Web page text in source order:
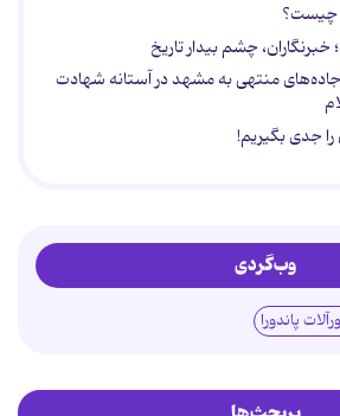
چیست؟
چشم بیدار تاریخ
منتهی به مشهد در آستانه شهادت
جدی بگیریم!
وب‌گردی
پاندورا